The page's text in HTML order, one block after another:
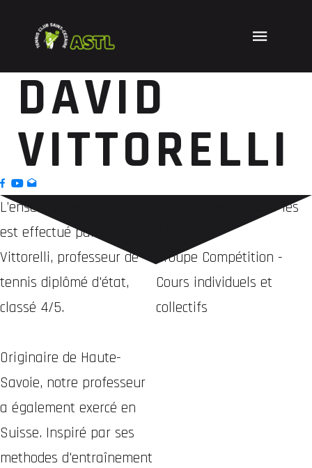
DAVID
VITTORELLI
L’enseignement au Club
est effectué par David
Vittorelli, professeur de
tennis diplômé d'état,
classé 4/5.
Originaire de Haute-
Savoie, notre professeur
a également exercé en
Suisse. Inspiré par ses
methodes d'entraînement
Ecole de Tennis pour les
Groupe Compétition -
Cours individuels et
collectifs